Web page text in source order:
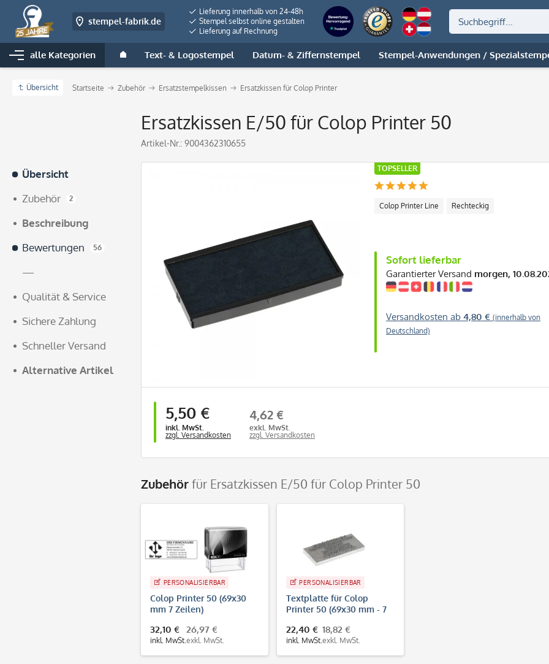
stempel-fabrik.de
Lieferung innerhalb von 24-48h
Stempel selbst online gestalten
Lieferung auf Rechnung
alle Kategorien Text- & Logostempel Datum- & Ziffernstempel Stempel-Anwendungen /
Übersicht Startseite Zubehör Ersatzstempelkissen Ersatzkissen für Colop Printer
Ersatzkissen E/50 für Colop Printer 50
Artikel-Nr.: 9004362310655
Übersicht
Zubehör
2
Beschreibung
Bewertungen
56
—
Qualität & Service
Sichere Zahlung
Schneller Versand
Alternative Artikel
TOPSELLER
Colop Printer Line Rechteckig
Sofort lieferbar
Garantierter Versand morgen,
Versandkosten ab 4,80 € (innerhalb von
Deutschland)
5,50 €
inkl. MwSt.
zzgl. Versandkosten
4,62 €
exkl. MwSt.
zzgl. Versandkosten
Zubehörfür Ersatzkissen E/50 für Colop Printer 50
PERSONALISIERBAR
Colop Printer 50 (69x30
mm 7 Zeilen)
32,10 €
inkl. MwSt.
26,97 €
exkl. MwSt.
PERSONALISIERBAR
Textplatte für Colop
Printer 50 (69x30 mm - 7
22,40 €
inkl. MwSt.
18,82 €
exkl. MwSt.